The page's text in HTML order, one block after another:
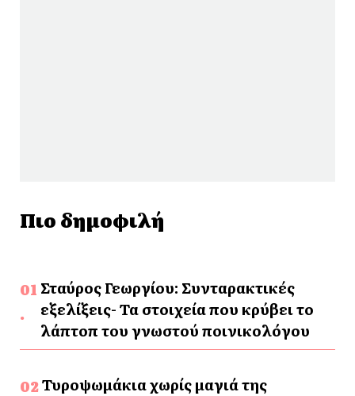
Πιο δημοφιλή
Σταύρος Γεωργίου: Συνταρακτικές
εξελίξεις- Τα στοιχεία που κρύβει το
λάπτοπ του γνωστού ποινικολόγου
Τυροψωμάκια χωρίς μαγιά της